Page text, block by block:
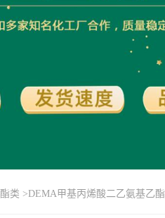
酯类 >DEMA甲基丙烯酸二乙氨基乙酯